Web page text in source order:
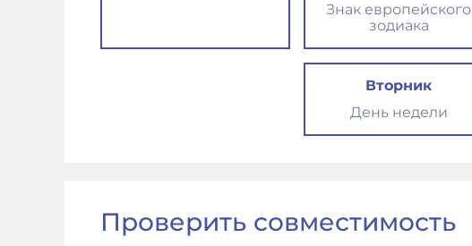
Знак европейского
зодиака
Вторник
День недели
Проверить совместимость